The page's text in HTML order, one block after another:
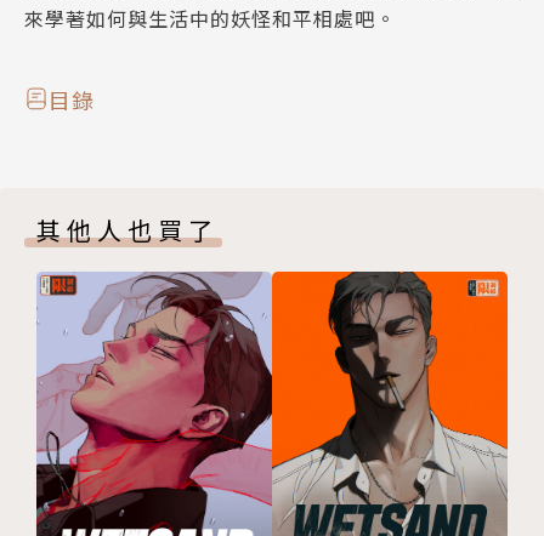
來學著如何與生活中的妖怪和平相處吧。
目錄
其他人也買了